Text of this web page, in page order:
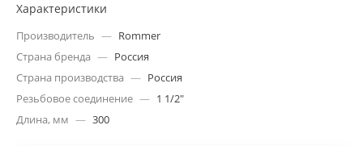
Характеристики
Производитель — Rommer
Страна бренда — Россия
Страна производства — Россия
Резьбовое соединение — 1 1/2"
Длина, мм — 300